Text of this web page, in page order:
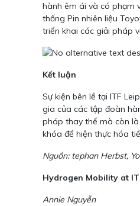
hành êm ái và có phạm
thống Pin nhiên liệu
triển khai các giải pháp
Kết luận
Sự kiện bên lề tại ITF
gia của các tập đoàn
pháp thay thế mà còn là
khóa để hiện thực hóa
Nguồn: tephan Herbst,
Hydrogen Mobility at
Annie Nguyễn